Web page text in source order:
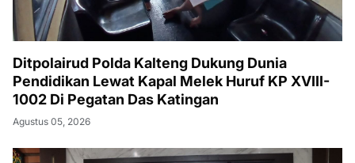
Ditpolairud Polda Kalteng Dukung Dunia
Pendidikan Lewat Kapal Melek Huruf KP XVIII-
1002 Di Pegatan Das Katingan
Agustus 05, 2026